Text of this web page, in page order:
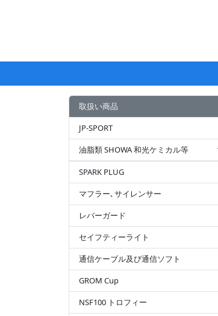
取扱い商品
JP-SPORT
油脂類 SHOWA 和光ケミカル等
SPARK PLUG
マフラー､サイレンサー
レバーガード
セイフティーライト
通信ケーブル及び通信ソフト
GROM Cup
NSF100 トロフィー